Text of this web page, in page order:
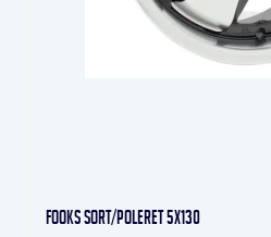
Fooks Sort/poleret 5x130